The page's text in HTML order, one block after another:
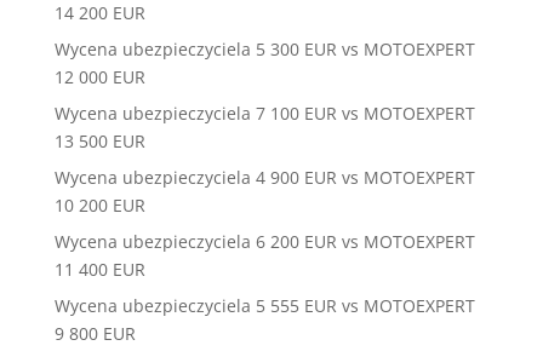
14 200 EUR
Wycena ubezpieczyciela 5 300 EUR vs MOTOEXPERT
12 000 EUR
Wycena ubezpieczyciela 7 100 EUR vs MOTOEXPERT
13 500 EUR
Wycena ubezpieczyciela 4 900 EUR vs MOTOEXPERT
10 200 EUR
Wycena ubezpieczyciela 6 200 EUR vs MOTOEXPERT
11 400 EUR
Wycena ubezpieczyciela 5 555 EUR vs MOTOEXPERT
9 800 EUR